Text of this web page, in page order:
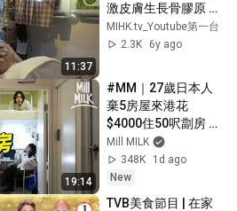
11:37
激皮膚生長骨膠原 -
20191120a
MIHK.tv_Youtube第一台
2.3K
6y ago
19:14
#MM｜27歲日本人
棄5房屋來港花
$4000住50呎劏房 每
日食兩餸飯 過低物慾
生活 形容深水埗似大
阪西成區｜#700萬
種生活 #4K
Mill MILK
348K
1d ago
New
TVB美食節目 | 在家